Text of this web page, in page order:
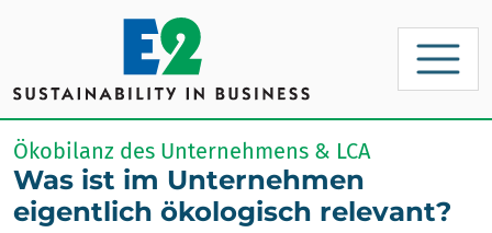
Ökobilanz des Unternehmens & LCA
Was ist im Unternehmen
eigentlich ökologisch relevant?